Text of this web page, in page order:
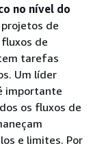
no nível do
de
de
tarefas
Um líder
importante
os fluxos de
e limites. Por